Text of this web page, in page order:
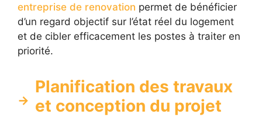
entreprise de renovation permet de bénéficier
d’un regard objectif sur l’état réel du logement
et de cibler efficacement les postes à traiter en
priorité.
Planification des travaux
et conception du projet